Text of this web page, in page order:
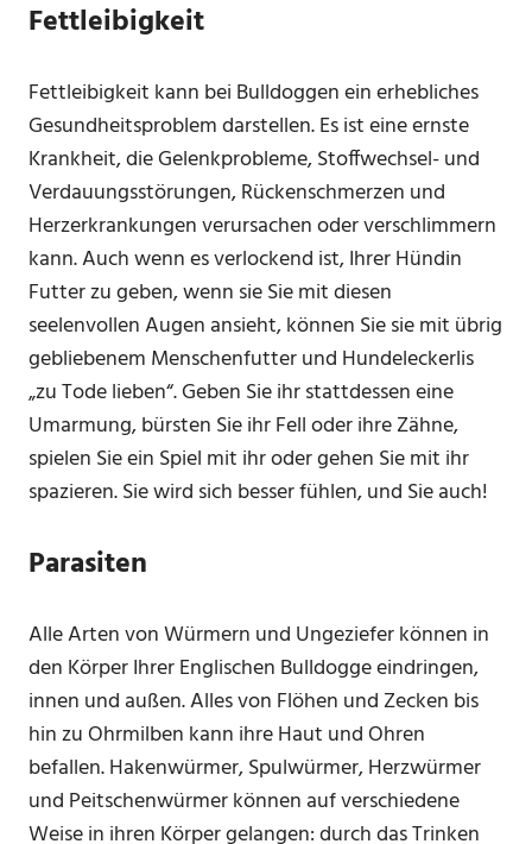
Fettleibigkeit
Fettleibigkeit kann bei Bulldoggen ein erhebliches
Gesundheitsproblem darstellen. Es ist eine ernste
Krankheit, die Gelenkprobleme, Stoffwechsel- und
Verdauungsstörungen, Rückenschmerzen und
Herzerkrankungen verursachen oder verschlimmern
kann. Auch wenn es verlockend ist, Ihrer Hündin
Futter zu geben, wenn sie Sie mit diesen
seelenvollen Augen ansieht, können Sie sie mit übrig
gebliebenem Menschenfutter und Hundeleckerlis
„zu Tode lieben“. Geben Sie ihr stattdessen eine
Umarmung, bürsten Sie ihr Fell oder ihre Zähne,
spielen Sie ein Spiel mit ihr oder gehen Sie mit ihr
spazieren. Sie wird sich besser fühlen, und Sie auch!
Parasiten
Alle Arten von Würmern und Ungeziefer können in
den Körper Ihrer Englischen Bulldogge eindringen,
innen und außen. Alles von Flöhen und Zecken bis
hin zu Ohrmilben kann ihre Haut und Ohren
befallen. Hakenwürmer, Spulwürmer, Herzwürmer
und Peitschenwürmer können auf verschiedene
Weise in ihren Körper gelangen: durch das Trinken